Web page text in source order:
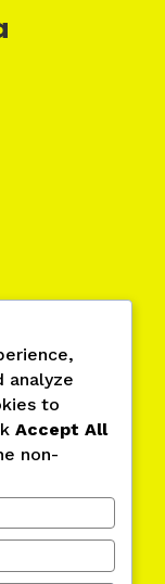
analyze
to
Accept All
non-